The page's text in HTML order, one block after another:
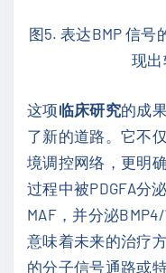
图5. 表达BMP 信
现
这项临床研究的成
了新的道路。它不
境调控网络，更明
过程中被PDGFA分
MAF，并分泌
意味着未来的治疗
的分子信号通路或